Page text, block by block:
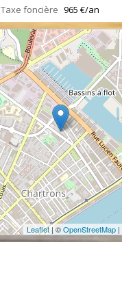
Taxe foncière 965 €/an
Leaflet| ©OpenStreetMap |